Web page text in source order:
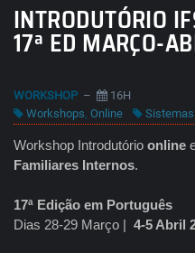
INTRODUTÓRIO
17ª ED MARÇO-
WORKSHOP –
16H
Workshops, Online
Workshop Introdutório online
Familiares Internos.
17ª Edição em Português
Dias 28-29 Março | 4-5 Abril